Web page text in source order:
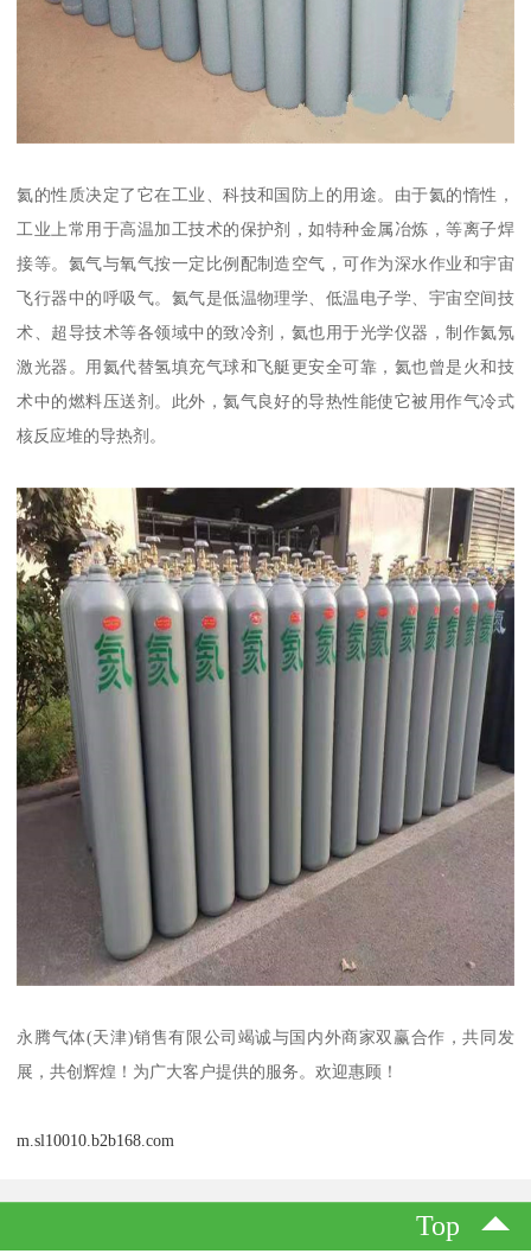
氦的性质决定了它在工业、科技和国防上的用途。由于氦的惰性，
工业上常用于高温加工技术的保护剂，如特种金属冶炼，等离子焊
接等。氦气与氧气按一定比例配制造空气，可作为深水作业和宇宙
飞行器中的呼吸气。氦气是低温物理学、低温电子学、宇宙空间技
术、超导技术等各领域中的致冷剂，氦也用于光学仪器，制作氦氖
激光器。用氦代替氢填充气球和飞艇更安全可靠，氦也曾是火和技
术中的燃料压送剂。此外，氦气良好的导热性能使它被用作气冷式
核反应堆的导热剂。
永腾气体(天津)销售有限公司竭诚与国内外商家双赢合作，共同发
展，共创辉煌！为广大客户提供的服务。欢迎惠顾！
m.sl10010.b2b168.com
Top